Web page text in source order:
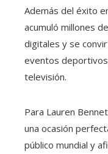
Además del éxito
acumuló millones
digitales y se
eventos
televisión.
Para Lauren
una ocasión
público mundial y